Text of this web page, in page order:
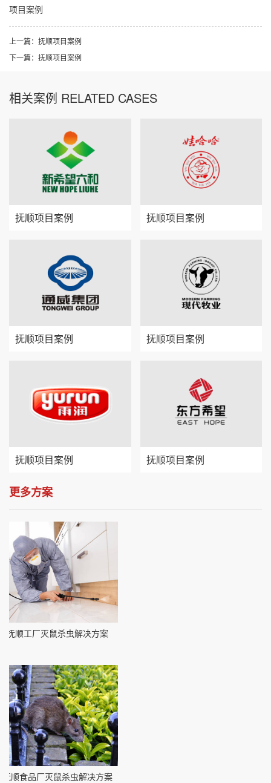
项目案例
上一篇：抚顺项目案例
下一篇：抚顺项目案例
相关案例 RELATED CASES
抚顺项目案例 抚顺项目案例
抚顺项目案例 抚顺项目案例
抚顺项目案例 抚顺项目案例
更多方案
抚顺工厂灭鼠杀虫解决方案
抚顺食品厂灭鼠杀虫解决方案